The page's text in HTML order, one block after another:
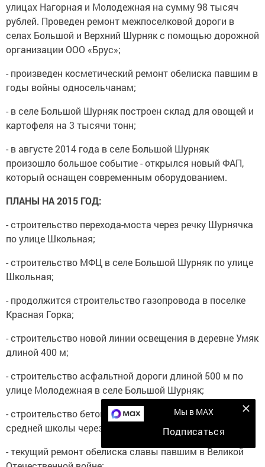
улицах Нагорная и Молодежная на сумму 98 тысяч
рублей. Проведен ремонт межпоселковой дороги в
селах Большой и Верхний Шурняк с помощью дорожной
организации ООО «Брус»;
- произведен косметический ремонт обелиска павшим в
годы войны односельчанам;
- в селе Большой Шурняк построен склад для овощей и
картофеля на 3 тысячи тонн;
- в августе 2014 года в селе Большой Шурняк
произошло большое событие - открылся новый ФАП,
который оснащен современным оборудованием.
ПЛАНЫ НА 2015 ГОД:
- строительство перехода-моста через речку Шурнячка
по улице Школьная;
- строительство МФЦ в селе Большой Шурняк по улице
Школьная;
- продолжится строительство газопровода в поселке
Красная Горка;
- строительство новой линии освещения в деревне Умяк
длиной 400 м;
- строительство асфальтной дороги длиной 500 м по
улице Молодежная в селе Большой Шурняк;
- строительство бетонной дороги по улице Полевая от
средней школы через территорию АФ «Вятские Зори»;
- текущий ремонт обелиска славы павшим в Великой
Мы в MAX
Подписаться